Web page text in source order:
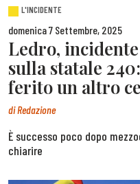
L'INCIDENTE
domenica 7 Settembre, 2025
Ledro,
sulla statale
ferito un altro
diRedazione
È successo poco dopo
chiarire